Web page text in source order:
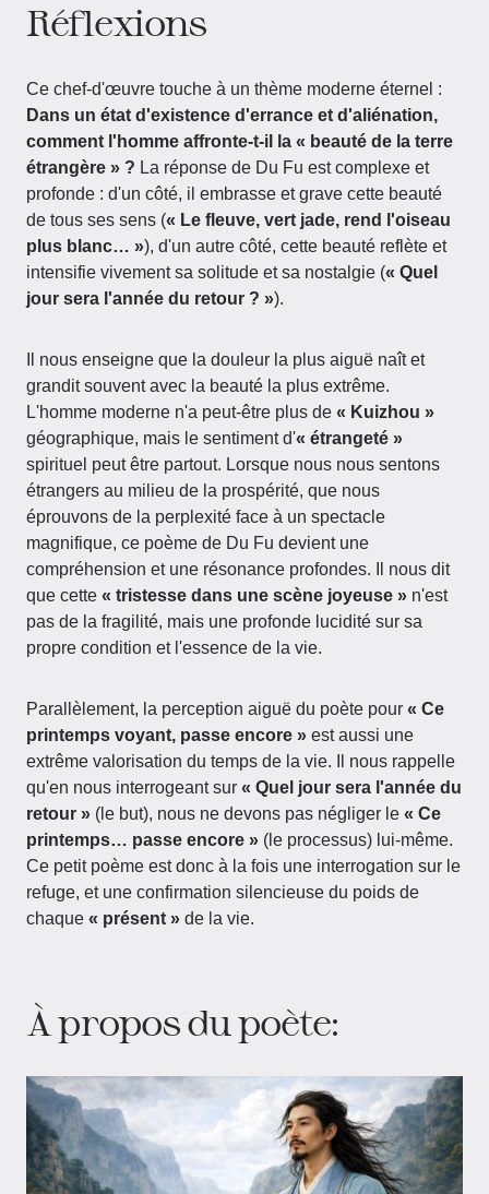
Réflexions
Ce chef-d'œuvre touche à un thème moderne éternel :
Dans un état d'existence d'errance et d'aliénation,
comment l'homme affronte-t-il la « beauté de la terre
étrangère » ? La réponse de Du Fu est complexe et
profonde : d'un côté, il embrasse et grave cette beauté
de tous ses sens (« Le fleuve, vert jade, rend l'oiseau
plus blanc… »), d'un autre côté, cette beauté reflète et
intensifie vivement sa solitude et sa nostalgie (« Quel
jour sera l'année du retour ? »).
Il nous enseigne que la douleur la plus aiguë naît et
grandit souvent avec la beauté la plus extrême.
L'homme moderne n'a peut-être plus de « Kuizhou »
géographique, mais le sentiment d'« étrangeté »
spirituel peut être partout. Lorsque nous nous sentons
étrangers au milieu de la prospérité, que nous
éprouvons de la perplexité face à un spectacle
magnifique, ce poème de Du Fu devient une
compréhension et une résonance profondes. Il nous dit
que cette « tristesse dans une scène joyeuse » n'est
pas de la fragilité, mais une profonde lucidité sur sa
propre condition et l'essence de la vie.
Parallèlement, la perception aiguë du poète pour « Ce
printemps voyant, passe encore » est aussi une
extrême valorisation du temps de la vie. Il nous rappelle
qu'en nous interrogeant sur « Quel jour sera l'année du
retour » (le but), nous ne devons pas négliger le « Ce
printemps… passe encore » (le processus) lui-même.
Ce petit poème est donc à la fois une interrogation sur le
refuge, et une confirmation silencieuse du poids de
chaque « présent » de la vie.
À propos du poète: